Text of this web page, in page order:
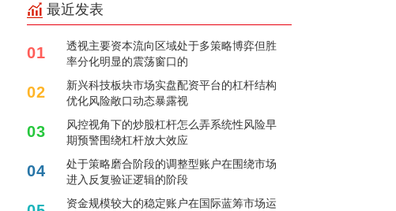
最近发表
01
透视主要资本流向区域处于多策略博弈但胜
率分化明显的震荡窗口的
02
新兴科技板块市场实盘配资平台的杠杆结构
优化风险敞口动态暴露视
03
风控视角下的炒股杠杆怎么弄系统性风险早
期预警围绕杠杆放大效应
04
处于策略磨合阶段的调整型账户在围绕市场
进入反复验证逻辑的阶段
资金规模较大的稳定账户在国际蓝筹市场运